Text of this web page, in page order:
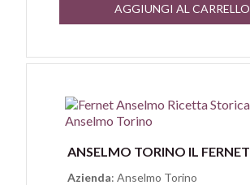
AGGIUNGI AL CARRELLO
Anteprima
Azienda: Anselmo Torino